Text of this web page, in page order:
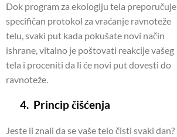
Dok program za ekologiju tela preporučuje
specifičan protokol za vraćanje ravnoteže
telu, svaki put kada pokušate novi način
ishrane, vitalno je poštovati reakcije vašeg
tela i proceniti da li će novi put dovesti do
ravnoteže.
4. Princip čišćenja
Jeste li znali da se vaše telo čisti svaki dan?